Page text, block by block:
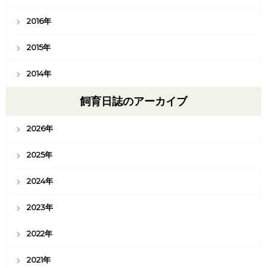
2016年
2015年
2014年
飼育日誌のアーカイブ
2026年
2025年
2024年
2023年
2022年
2021年